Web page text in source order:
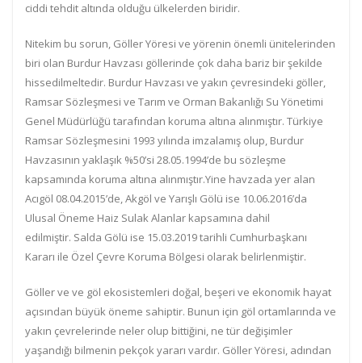
ciddi tehdit altında olduğu ülkelerden biridir.
Nitekim bu sorun, Göller Yöresi ve yörenin önemli ünitelerinden
biri olan Burdur Havzası göllerinde çok daha bariz bir şekilde
hissedilmeltedir. Burdur Havzası ve yakın çevresindeki göller,
Ramsar Sözleşmesi ve Tarım ve Orman Bakanlığı Su Yönetimi
Genel Müdürlüğü tarafından koruma altına alınmıştır. Türkiye
Ramsar Sözleşmesini 1993 yılında imzalamış olup, Burdur
Havzasının yaklaşık %50’si 28.05.1994’de bu sözleşme
kapsamında koruma altına alınmıştır.Yine havzada yer alan
Acıgöl 08.04.2015’de, Akgöl ve Yarışlı Gölü ise 10.06.2016’da
Ulusal Öneme Haiz Sulak Alanlar kapsamına dahil
edilmiştir. Salda Gölü ise 15.03.2019 tarihli Cumhurbaşkanı
Kararı ile Özel Çevre Koruma Bölgesi olarak belirlenmiştir.
Göller ve ve göl ekosistemleri doğal, beşeri ve ekonomik hayat
açısından büyük öneme sahiptir. Bunun için göl ortamlarında ve
yakın çevrelerinde neler olup bittiğini, ne tür değişimler
yaşandığı bilmenin pekçok yararı vardır. Göller Yöresi, adından